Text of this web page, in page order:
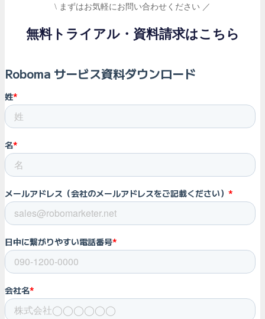
\ まずはお気軽にお問い合わせください ／
無料トライアル・資料請求はこちら